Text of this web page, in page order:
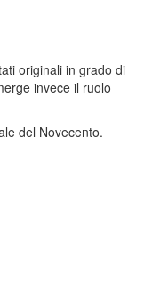
originali in grado di
invece il ruolo
del Novecento.